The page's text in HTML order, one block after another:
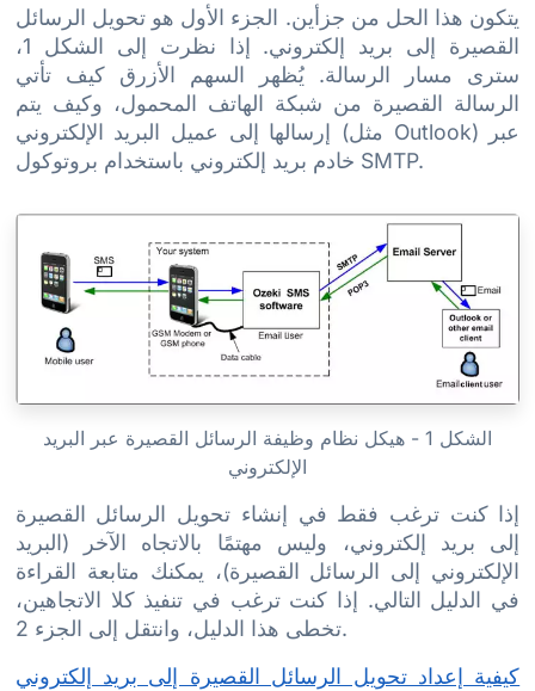
يتكون هذا الحل من جزأين. الجزء الأول هو تحويل الرسائل
القصيرة إلى بريد إلكتروني. إذا نظرت إلى الشكل 1،
سترى مسار الرسالة. يُظهر السهم الأزرق كيف تأتي
الرسالة القصيرة من شبكة الهاتف المحمول، وكيف يتم
إرسالها إلى عميل البريد الإلكتروني (مثل Outlook) عبر
خادم بريد إلكتروني باستخدام بروتوكول SMTP.
الشكل 1 - هيكل نظام وظيفة الرسائل القصيرة عبر البريد
الإلكتروني
إذا كنت ترغب فقط في إنشاء تحويل الرسائل القصيرة
إلى بريد إلكتروني، وليس مهتمًا بالاتجاه الآخر (البريد
الإلكتروني إلى الرسائل القصيرة)، يمكنك متابعة القراءة
في الدليل التالي. إذا كنت ترغب في تنفيذ كلا الاتجاهين،
تخطى هذا الدليل، وانتقل إلى الجزء 2.
كيفية إعداد تحويل الرسائل القصيرة إلى بريد إلكتروني